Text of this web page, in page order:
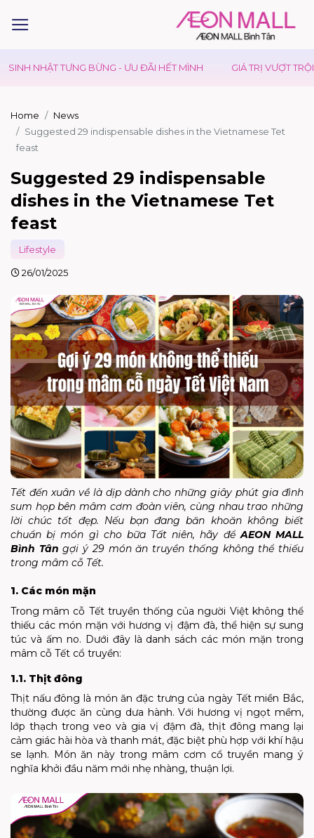
HẾT MÌNH GIÁ TRỊ VƯỢT TRỘI KIDS CLUB - NGÀY HỘI
Home
News
Suggested 29 indispensable dishes in the Vietnamese Tet
feast
Suggested 29 indispensable
dishes in the Vietnamese Tet
feast
Lifestyle
26/01/2025
Tết đến xuân về là dịp dành cho những giây phút gia đình
sum họp bên mâm cơm đoàn viên, cùng nhau trao những
lời chúc tốt đẹp. Nếu bạn đang băn khoăn không biết
chuẩn bị món gì cho bữa Tất niên, hãy đểAEON MALL
Bình Tân gợi ý 29 món ăn truyền thống không thể thiếu
trong mâm cỗ Tết.
1. Các món mặn
Trong mâm cỗ Tết truyền thống của người Việt không thể
thiếu các món mặn với hương vị đậm đà, thể hiện sự sung
túc và ấm no. Dưới đây là danh sách các món mặn trong
mâm cỗ Tết cổ truyền:
1.1. Thịt đông
Thịt nấu đông là món ăn đặc trưng của ngày Tết miền Bắc,
thường được ăn cùng dưa hành. Với hương vị ngọt mềm,
lớp thạch trong veo và gia vị đậm đà, thịt đông mang lại
cảm giác hài hòa và thanh mát, đặc biệt phù hợp với khí hậu
se lạnh. Món ăn này trong mâm cơm cổ truyền mang ý
nghĩa khởi đầu năm mới nhẹ nhàng, thuận lợi.